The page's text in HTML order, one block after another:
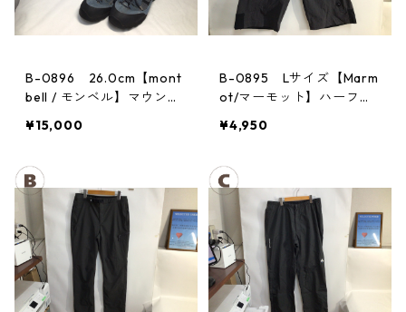
B-0896 26.0cm【mont
bell / モンベル】マウンテ
¥15,000
B-0895 Lサイズ【Marm
ot/マーモット】ハーフパ
Men's DGBK
¥4,950